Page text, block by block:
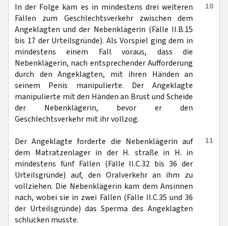
10
In der Folge kam es in mindestens drei weiteren
Fällen zum Geschlechtsverkehr zwischen dem
Angeklagten und der Nebenklägerin (Fälle II.B.15
bis 17 der Urteilsgründe). Als Vorspiel ging dem in
mindestens einem Fall voraus, dass die
Nebenklägerin, nach entsprechender Aufforderung
durch den Angeklagten, mit ihren Händen an
seinem Penis manipulierte. Der Angeklagte
manipulierte mit den Händen an Brust und Scheide
der Nebenklägerin, bevor er den
Geschlechtsverkehr mit ihr vollzog.
11
Der Angeklagte forderte die Nebenklägerin auf
dem Matratzenlager in der H. straße in H. in
mindestens fünf Fällen (Fälle II.C.32 bis 36 der
Urteilsgründe) auf, den Oralverkehr an ihm zu
vollziehen. Die Nebenklägerin kam dem Ansinnen
nach, wobei sie in zwei Fällen (Fälle II.C.35 und 36
der Urteilsgründe) das Sperma des Angeklagten
schlucken musste.